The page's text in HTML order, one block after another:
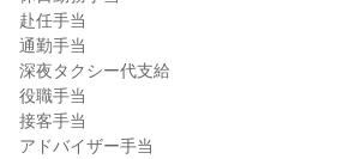
赴任手当
通勤手当
深夜タクシー代支給
役職手当
接客手当
アドバイザー手当